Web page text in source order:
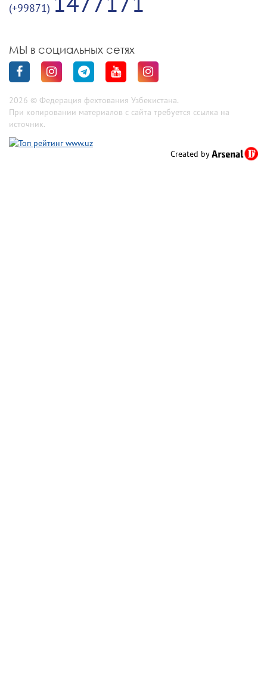
(+99871)
МЫ в социальных сетях
2026 © Федерация фехтования Узбекистана.
При копировании материалов с сайта требуется ссылка на
источник.
Created by